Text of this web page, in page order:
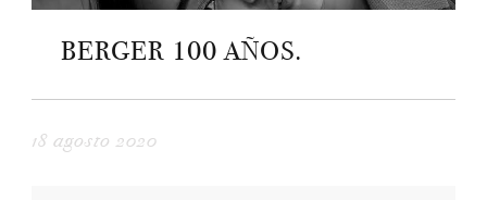
BERGER 100 AÑOS.
18 agosto 2020